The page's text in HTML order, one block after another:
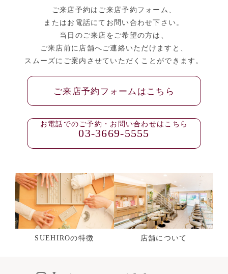
ご来店予約はご来店予約フォーム、
またはお電話にてお問い合わせ下さい。
当日のご来店をご希望の方は、
ご来店前に店舗へご連絡いただけますと、
スムーズにご案内させていただくことができます。
ご来店予約フォームはこちら
お電話でのご予約・お問い合わせはこちら
03-3669-5555
SUEHIROの特徴 店舗について